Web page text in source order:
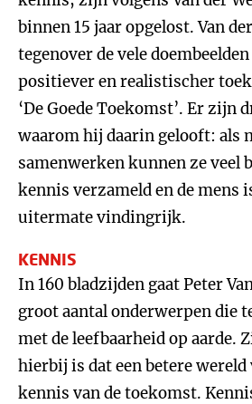
binnen 15 jaar opgelost. Van
tegenover de vele
positiever en realistischer
‘De Goede Toekomst’. Er zijn
waarom hij daarin gelooft: als
samenwerken kunnen ze veel
kennis verzameld en de mens
uitermate vindingrijk.
KENNIS
In 160 bladzijden gaat Peter
groot aantal onderwerpen die
met de leefbaarheid op aarde.
hierbij is dat een betere
kennis van de toekomst.